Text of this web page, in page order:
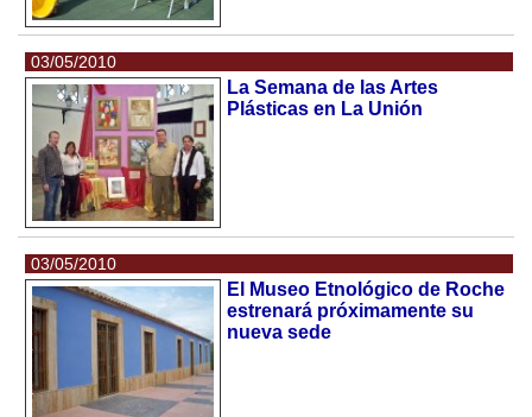
03/05/2010
La Semana de las Artes
Plásticas en La Unión
03/05/2010
El Museo Etnológico de Roche
estrenará próximamente su
nueva sede